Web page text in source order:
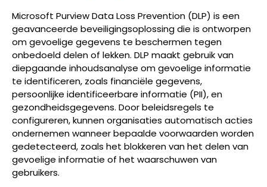
Microsoft Purview Data Loss Prevention (DLP) is een
geavanceerde beveiligingsoplossing die is ontworpen
om gevoelige gegevens te beschermen tegen
onbedoeld delen of lekken. DLP maakt gebruik van
diepgaande inhoudsanalyse om gevoelige informatie
te identificeren, zoals financiële gegevens,
persoonlijke identificeerbare informatie (PII), en
gezondheidsgegevens. Door beleidsregels te
configureren, kunnen organisaties automatisch acties
ondernemen wanneer bepaalde voorwaarden worden
gedetecteerd, zoals het blokkeren van het delen van
gevoelige informatie of het waarschuwen van
gebruikers.